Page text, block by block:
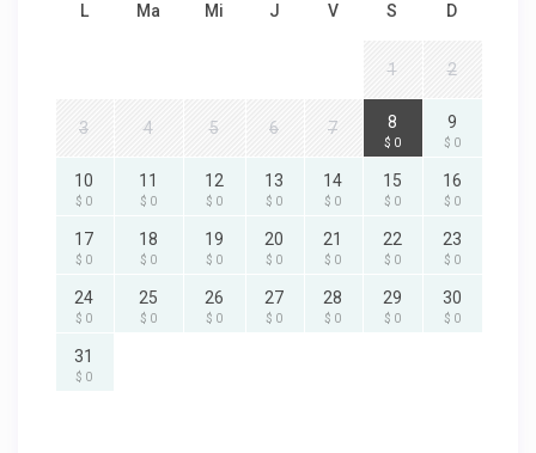
L Ma Mi J V S D
1 2
3 4 5 6 7 8
$ 0
9
$ 0
10
$ 0
11
$ 0
12
$ 0
13
$ 0
14
$ 0
15
$ 0
16
$ 0
17
$ 0
18
$ 0
19
$ 0
20
$ 0
21
$ 0
22
$ 0
23
$ 0
24
$ 0
25
$ 0
26
$ 0
27
$ 0
28
$ 0
29
$ 0
30
$ 0
31
$ 0